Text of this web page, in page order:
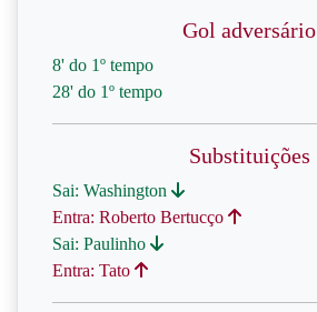
Gol adversário
8' do 1º tempo
28' do 1º tempo
Substituições
Sai: Washington
Entra: Roberto Bertucço
Sai: Paulinho
Entra: Tato